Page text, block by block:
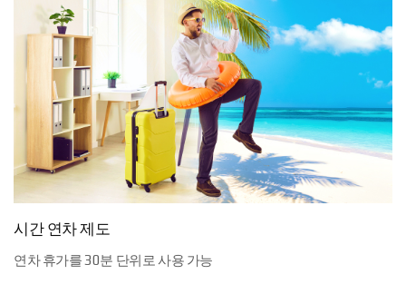
시간 연차 제도
연차 휴가를 30분 단위로 사용 가능